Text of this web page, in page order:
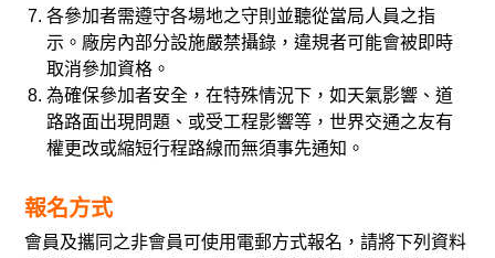
各參加者需遵守各場地之守則並聽從當局人員之指
示。廠房內部分設施嚴禁攝錄，違規者可能會被即時
取消參加資格。
為確保參加者安全，在特殊情況下，如天氣影響、道
路路面出現問題、或受工程影響等，世界交通之友有
權更改或縮短行程路線而無須事先通知。
報名方式
會員及攜同之非會員可使用電郵方式報名，請將下列資料